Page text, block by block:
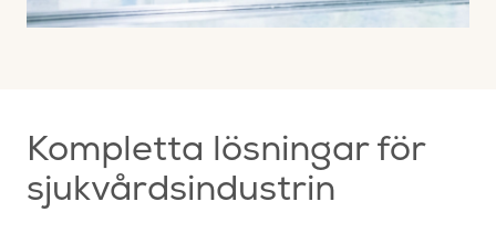
Kompletta lösningar för
sjukvårdsindustrin